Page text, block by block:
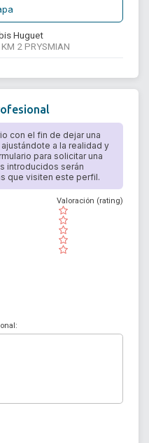
Huguet
2 PRYSMIAN
con el fin de dejar una
a la realidad y
para solicitar una
introducidos serán
que visiten este perfil.
( )
( )
( )
( )
( )
Valoración (rating)